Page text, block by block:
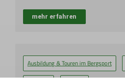
mehr erfahren
Ausbildung & Touren im Bergsport